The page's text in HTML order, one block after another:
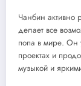
Чанбин активно
делает все
попа в мире. Он
проектах и
музыкой и